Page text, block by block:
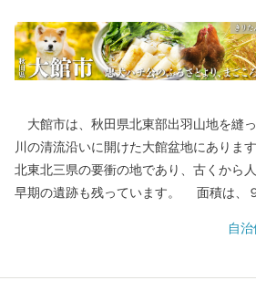
大館市は、秋田県北東部出羽山地を縫
川の清流沿いに開けた大館盆地にありま
北東北三県の要衝の地であり、古くから
早期の遺跡も残っています。 面積は、
能代空港）や日本海沿岸東北自動車道な
自